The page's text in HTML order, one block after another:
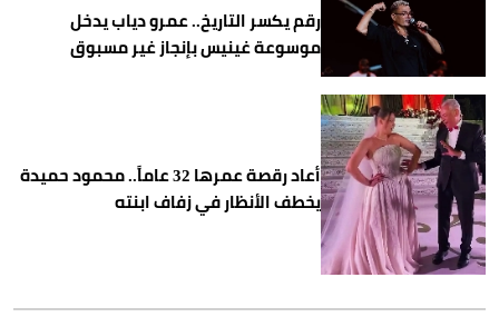
رقم يكسر التاريخ.. عمرو دياب يدخل
موسوعة غينيس بإنجاز غير مسبوق
أعاد رقصة عمرها 32 عاماً.. محمود حميدة
يخطف الأنظار في زفاف ابنته